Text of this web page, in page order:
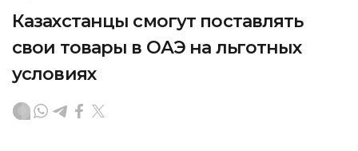
Казахстанцы смогут поставлять
свои товары в ОАЭ на льготных
условиях